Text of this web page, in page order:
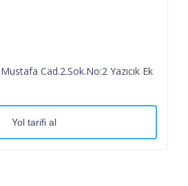
Cad.2.Sok.No:2 Yazıcık Ek
Yol tarifi al